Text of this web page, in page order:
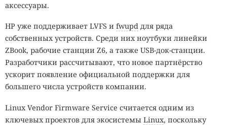
аксессуары.
HP уже поддерживает LVFS и fwupd для ряда
собственных устройств. Среди них ноутбуки линейки
ZBook, рабочие станции Z6, а также USB-док-станции.
Разработчики рассчитывают, что новое партнёрство
ускорит появление официальной поддержки для
большего числа устройств компании.
Linux Vendor Firmware Service считается одним из
ключевых проектов для экосистемы Linux, поскольку